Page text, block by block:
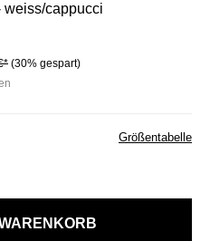
cappucci
(30% gespart)
Größentabelle